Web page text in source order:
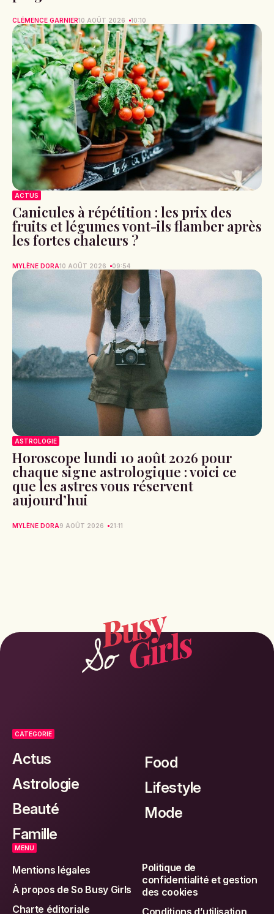
CLÉMENCE GARNIER10 AOÛT 2026 10:10
ACTUS
Canicules à répétition : les prix des
fruits et légumes vont-ils flamber après
les fortes chaleurs ?
MYLÈNE DORA10 AOÛT 2026 09:54
ASTROLOGIE
Horoscope lundi 10 août 2026 pour
chaque signe astrologique : voici ce
que les astres vous réservent
aujourd’hui
MYLÈNE DORA9 AOÛT 2026 21:11
CATEGORIE
Actus
Astrologie
Beauté
Famille
Food
Lifestyle
Mode
MENU
Mentions légales
À propos de So Busy Girls
Charte éditoriale
Politique de
confidentialité et gestion
des cookies